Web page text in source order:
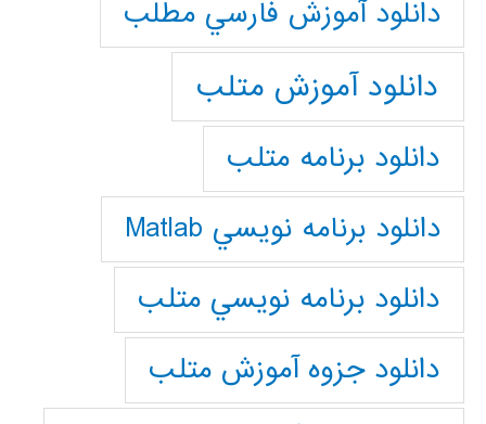
دانلود آموزش فارسي مطلب
دانلود آموزش متلب
دانلود برنامه متلب
دانلود برنامه نويسي Matlab
دانلود برنامه نويسي متلب
دانلود جزوه آموزش متلب